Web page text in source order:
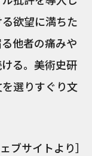
欲望に満ちた
他者の痛みや
る。美術史研
選りすぐり文
ブサイトより］